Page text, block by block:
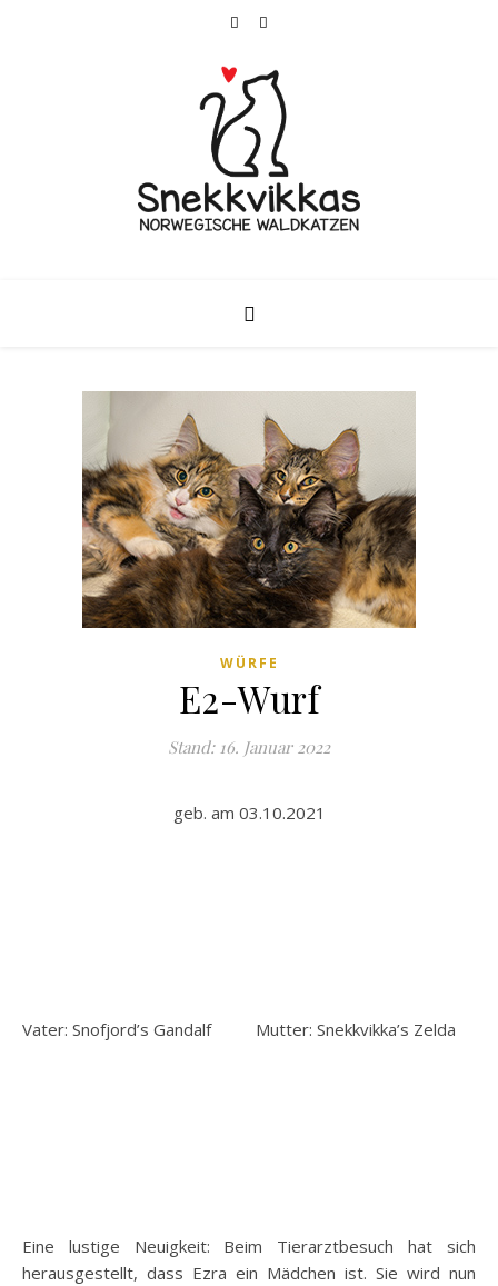
WÜRFE
E2-Wurf
Stand: 16. Januar 2022
geb. am 03.10.2021
Vater: Snofjord’s Gandalf Mutter: Snekkvikka’s Zelda
Eine lustige Neuigkeit: Beim Tierarztbesuch hat sich
herausgestellt, dass Ezra ein Mädchen ist. Sie wird nun